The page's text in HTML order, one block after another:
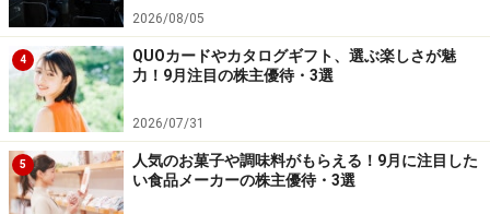
2026/08/05
4
QUOカードやカタログギフト、選ぶ楽しさが魅
力！9月注目の株主優待・3選
2026/07/31
5
人気のお菓子や調味料がもらえる！9月に注目した
い食品メーカーの株主優待・3選